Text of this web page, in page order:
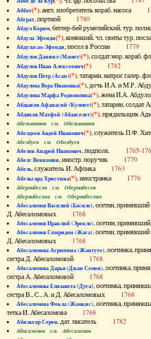
Аббот(*), англ. изобретатель кораб. насоса
Абграт, портной 1780
Абдул Керим, беглер-бей румелийский, тур.
Абдула Эфенди(*), конюший, чл. свиты тур.
Абдуласах-Эфенди, посол в России 1779
Абдулов Даниил (Мамет)(*), солдат мор.
Абдулов Иван Алексеевич(*) 1782
Абдулов Петр (Асак)(*), татарин, матрос
Абдулова Вера Ивановна(*), дочь И.А. и М.Р.
Абдулова Марфа Родионовна(*), жена И.А.
Абдыков Афанасий (Кулмет)(*), татарин,
Абдяков Матфей (Абдяселет)(*), прядильщик
Абезьянинов см. Обезьянинов
Абелдеев Авдей Иванович(*), служитель П.Ф.
Абелдуев см. Оболдуев
Абелов Андрей Иванович, подполк. 1765-
Абелс Вениамин, иностр. поручик 1770
Абель, служитель И. Афлика 1763
Абельгард Христина(*), иностранка 1776
Абернибесов см. Обернибесов
Абернибесова см. Обернибесова
Абесаломов Василий (Басиле), осетин,
Д. Абесаломовых 1768
Абесаломов Ираклий (Эрекле), осетин,
Абесаломов Спиридон (Жага), осетин,
Д. Абесаломовых 1768
Абесаломова Агрипина (Жантуте), осетинка,
сестра Д. Абесаломовой 1768
Абесаломова Дарья (Джан Семен), осетинка,
сестра А. Абесаломовой 1768
Абесаломова Елизавета (Дуга), осетинка,
сестра В., С., А. и Д. Абесаломовых 1768
Абесаломова Фекла (Жамкис), осетинка,
тетка И. Абесаломова 1768
Абильгор Серен, дат. писатель 1782
Абисаломов см. Абесаломов